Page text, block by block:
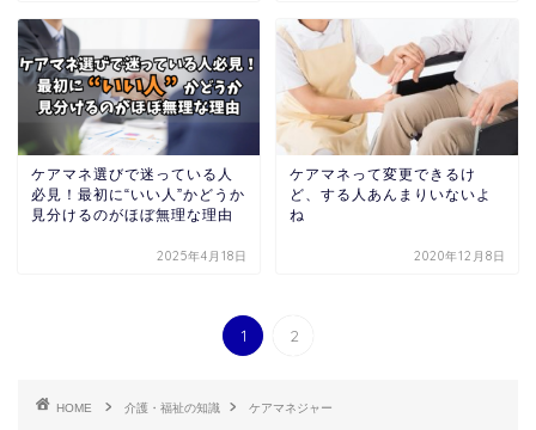
ケアマネ選びで迷っている人
必見！最初に“いい人”かどうか
見分けるのがほぼ無理な理由
2025年4月18日
ケアマネって変更できるけ
ど、する人あんまりいないよ
ね
2020年12月8日
1 2
HOME 介護・福祉の知識 ケアマネジャー